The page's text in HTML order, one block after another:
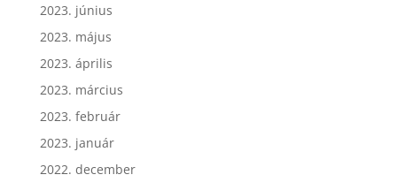
2023. június
2023. május
2023. április
2023. március
2023. február
2023. január
2022. december